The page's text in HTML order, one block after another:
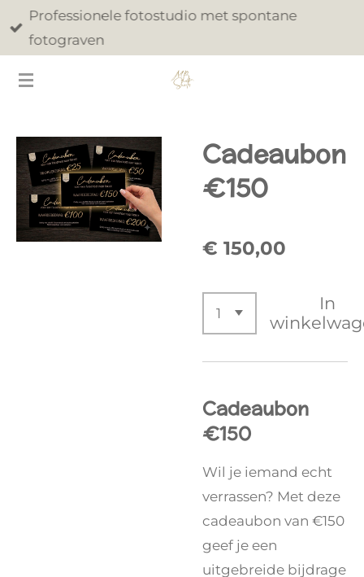
Ga
direct
de
Professionele fotostudio met spontane
fotograven
Cadeaubon
€150
€ 150,00
In
Cadeaubon
€150
Wil je iemand echt
verrassen? Met deze
cadeaubon van €150
geef je een
uitgebreide bijdrage